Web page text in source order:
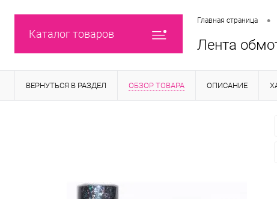
Каталог товаров
Главная страница •
Лента
ВЕРНУТЬСЯ В РАЗДЕЛ ОБЗОР ТОВАРА ОПИСАНИЕ